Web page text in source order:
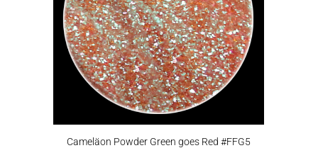
Cameläon Powder Green goes Red #FFG5